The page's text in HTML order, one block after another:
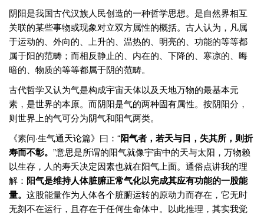
阴阳是我国古代汉族人民创造的一种哲学思想。是自然界相互
关联的某些事物或现象对立双方属性的概括。古人认为，凡属
于运动的、外向的、上升的、温热的、明亮的、功能的等等都
属于阳的范畴；而相反静止的、内在的、下降的、寒凉的、晦
暗的、物质的等等都属于阴的范畴。
古代哲学又认为气是构成宇宙天体以及天地万物的最基本元
素，是世界的本原。而阴阳是气的两种固有属性。按阴阳分，
则世界上的气可分为阴气和阳气两类。
《素问·生气通天论篇》曰：“阳气者，若天与日，失其所，则折
寿而不彰。 ”意思是所谓的阳气就像宇宙中的天与太阳，万物赖
以生存，人的寿夭决定因素也就在阳气上面。通俗点讲我的理
解： 阳气是维持人体脏腑正常气化以完成其应有功能的一股能
量。 这股能量作为人体各个脏腑运转的原动力而存在，它无时
无刻不在运行，且存在于任何生命体中。以此推理，其实我觉